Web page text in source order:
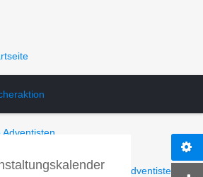
Adventisten
der Siebenten-Tags-Adventisten